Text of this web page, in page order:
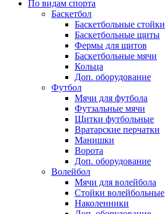
По видам спорта
Баскетбол
Баскетбольные стойки
Баскетбольные щиты
Фермы для щитов
Баскетбольные мячи
Кольца
Доп. оборудование
Футбол
Мячи для футбола
Футзальные мячи
Щитки футбольные
Вратарские перчатки
Манишки
Ворота
Доп. оборудование
Волейбол
Мячи для волейбола
Стойки волейбольные
Наколенники